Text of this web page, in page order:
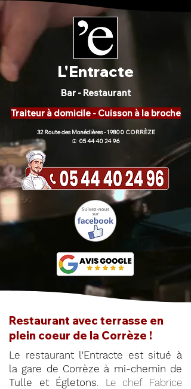
L'Entracte
Bar - Restaurant
Traiteur à domicile - Cuisson à la broche
32 Route des Monédières - 19800 CORRÈZE
) 05 44 40 24 96
Restaurant avec terrasse en
plein coeur de la Corrèze !
Le restaurant l'Entracte est situé à
la gare de Corrèze à mi-chemin de
Tulle et Égletons. Le chef Fabrice